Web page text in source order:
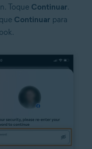
Toque Continuar.
Continuar para